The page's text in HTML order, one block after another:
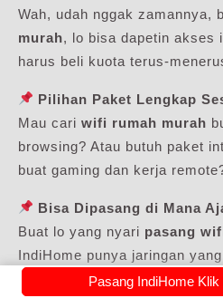
Wah, udah nggak zamannya,
murah, lo bisa dapetin akses
harus beli kuota terus-
Pilihan Paket Lengkap
Mau cari wifi rumah murah
browsing? Atau butuh paket
buat gaming dan kerja
Bisa Dipasang di Mana
Buat lo yang nyari pasang
IndiHome punya jaringan
seluruh Indonesia. Jadi,
Pasang IndiHome